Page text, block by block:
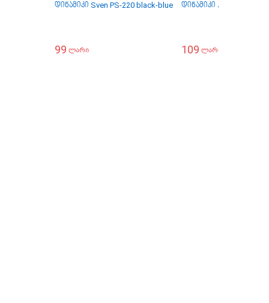
დინამიკი Sven PS-220 black-blue
99 ლარი
დინამიკი JBL GO3
109 ლარი